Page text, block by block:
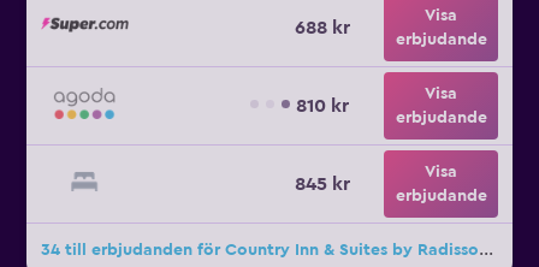
688 kr
Visa
erbjudande
810 kr
Visa
erbjudande
845 kr
Visa
erbjudande
34 till erbjudanden för Country Inn & Suites by Radisson, Madison, WI